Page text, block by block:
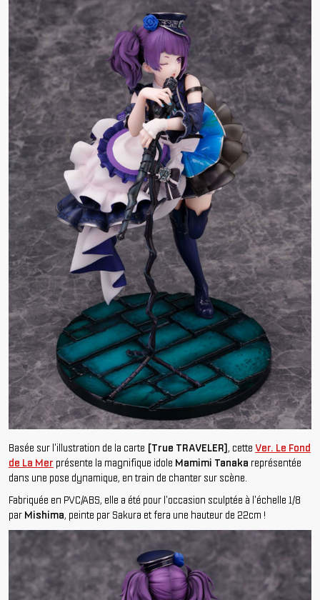
Basée sur l'illustration de la carte [True TRAVELER], cette Ver. Le Fond
de La Mer présente la magnifique idole Mamimi Tanaka représentée
dans une pose dynamique, en train de chanter sur scène.
Fabriquée en PVC/ABS, elle a été pour l'occasion sculptée à l'échelle 1/8
par Mishima, peinte par Sakura et fera une hauteur de 22cm !